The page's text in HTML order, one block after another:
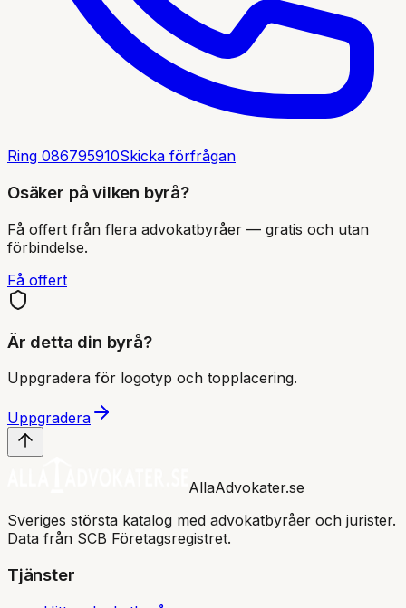
Ring 086795910Skicka förfrågan
Osäker på vilken byrå?
Få offert från flera advokatbyråer — gratis och utan
förbindelse.
Få offert
Är detta din byrå?
Uppgradera för logotyp och topplacering.
Uppgradera
AllaAdvokater.se
Sveriges största katalog med advokatbyråer och jurister.
Data från SCB Företagsregistret.
Tjänster